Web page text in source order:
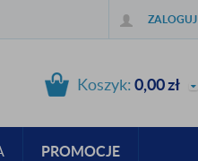
ZALOGUJ
Koszyk:0,00zł
PROMOCJE